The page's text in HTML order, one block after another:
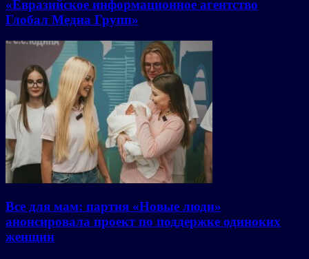
«Евразийское информационное агентство
Глобал Медиа Групп»
Все для мам: партия «Новые люди»
анонсировала проект по поддержке одиноких
женщин